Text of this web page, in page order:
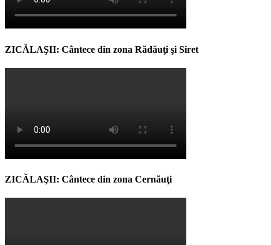
ZICĂLAŞII: Cântece din zona Rădăuţi şi Siret
ZICĂLAŞII: Cântece din zona Cernăuţi